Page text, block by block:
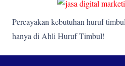
Percayakan kebutuhan huruf
hanya di Ahli Huruf Timbul!